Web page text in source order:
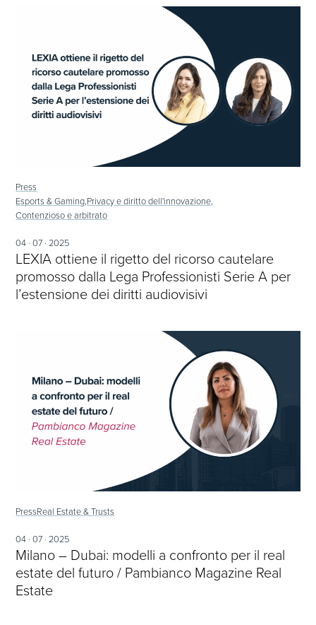
Press
Esports & Gaming,Privacy e diritto dell'innovazione,
Contenzioso e arbitrato
04 · 07 · 2025
LEXIA ottiene il rigetto del ricorso cautelare
promosso dalla Lega Professionisti Serie A per
l’estensione dei diritti audiovisivi
PressReal Estate & Trusts
04 · 07 · 2025
Milano – Dubai: modelli a confronto per il real
estate del futuro / Pambianco Magazine Real
Estate